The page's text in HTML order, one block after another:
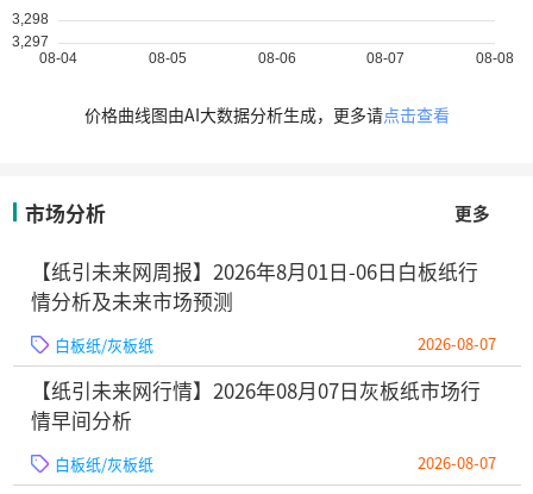
价格曲线图由AI大数据分析生成，更多请点击查看
市场分析 更多
【纸引未来网周报】2026年8月01日-06日白板纸行
情分析及未来市场预测
白板纸/灰板纸 2026-08-07
【纸引未来网行情】2026年08月07日灰板纸市场行
情早间分析
白板纸/灰板纸 2026-08-07